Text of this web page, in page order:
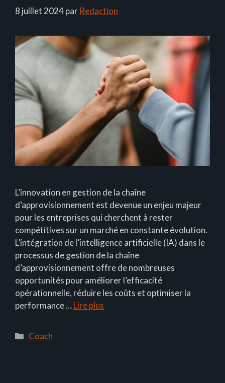
8 juillet 2024par Redaction
L’innovation en gestion de la chaîne
d’approvisionnement est devenue un enjeu majeur
pour les entreprises qui cherchent à rester
compétitives sur un marché en constante évolution.
L’intégration de l’intelligence artificielle (IA) dans le
processus de gestion de la chaîne
d’approvisionnement offre de nombreuses
opportunités pour améliorer l’efficacité
opérationnelle, réduire les coûts et optimiser la
performance …Lire plus
Catégories
Coach